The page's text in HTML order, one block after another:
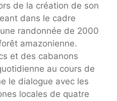
de la création de son
dans le cadre
randonnée de 2000
amazonienne.
et des cabanons
au cours de
le dialogue avec les
locales de quatre